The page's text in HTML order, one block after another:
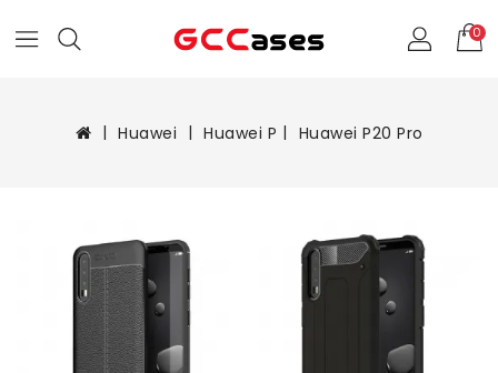
0
Huawei Huawei P Huawei P20 Pro